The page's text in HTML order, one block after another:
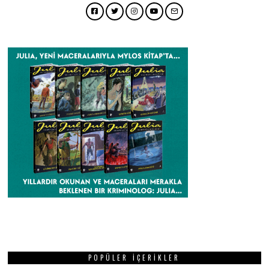
Facebook
TwitterInstagram
YouTubeEmail
POPÜLER İÇERIKLER